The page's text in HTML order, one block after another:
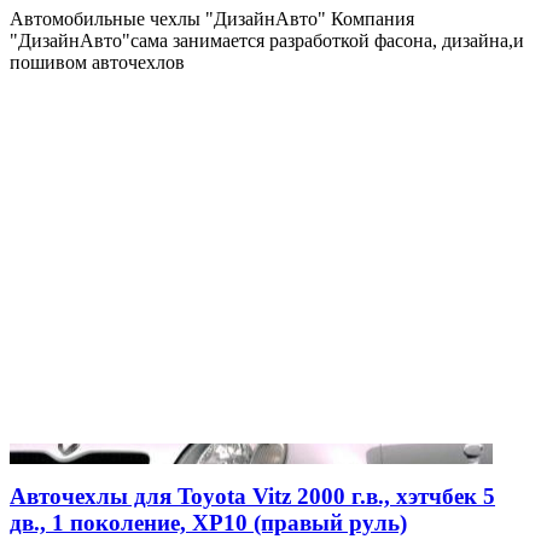
Автомобильные чехлы "ДизайнАвто" Компания
"ДизайнАвто"сама занимается разработкой фасона, дизайна,и
пошивом авточехлов
Авточехлы для Toyota Vitz 2000 г.в., хэтчбек 5
дв., 1 поколение, XP10 (правый руль)